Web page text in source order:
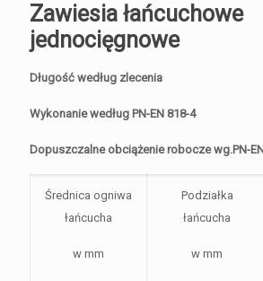
Zawiesia łańcuchowe
jednocięgnowe
Długość według zlecenia
Wykonanie według PN-EN 818-4
Dopuszczalne obciążenie robocze wg.PN-
Średnica ogniwa
łańcucha
w mm
Podziałka
łańcucha
w mm